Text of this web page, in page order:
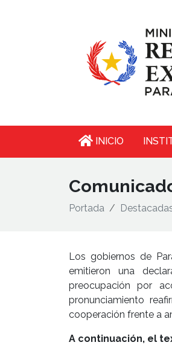
INICIO
Portada
Los gobiernos de
emitieron una
preocupación por
pronunciamiento
cooperación frente a
A continuación, el